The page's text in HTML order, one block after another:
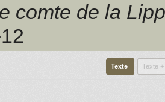
comte de la
Texte Texte